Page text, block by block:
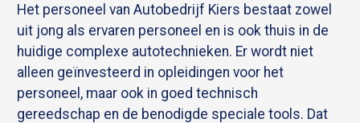
Het personeel van Autobedrijf Kiers bestaat zowel
uit jong als ervaren personeel en is ook thuis in de
huidige complexe autotechnieken. Er wordt niet
alleen geïnvesteerd in opleidingen voor het
personeel, maar ook in goed technisch
gereedschap en de benodigde speciale tools. Dat